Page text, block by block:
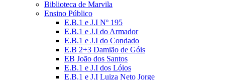
Biblioteca de Marvila
Ensino Público
E.B.1 e J.I Nº 195
E.B.1 e J.I do Armador
E.B.1 e J.I do Condado
E.B 2+3 Damião de Góis
EB João dos Santos
E.B.1 e J.I dos Lóios
E.B.1 e J.I Luiza Neto Jorge